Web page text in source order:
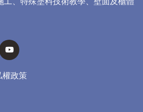
權政策